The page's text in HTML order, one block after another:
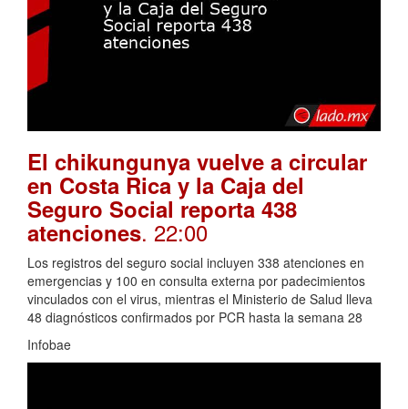
El chikungunya vuelve a circular
en Costa Rica y la Caja del
Seguro Social reporta 438
atenciones. 22:00
Los registros del seguro social incluyen 338 atenciones en
emergencias y 100 en consulta externa por padecimientos
vinculados con el virus, mientras el Ministerio de Salud lleva
48 diagnósticos confirmados por PCR hasta la semana 28
Infobae